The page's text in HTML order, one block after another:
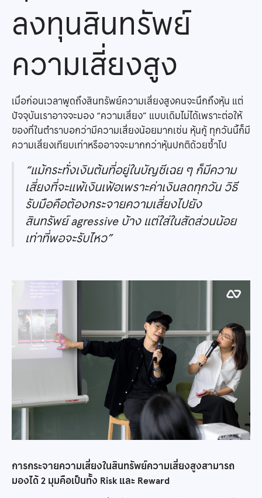
ลงทุนสินทรัพย์
ความเสี่ยงสูง
เมื่อก่อนเวลาพูดถึงสินทรัพย์ความเสี่ยงสูงคนจะนึกถึงหุ้น แต่
ปัจจุบันเราอาจจะมอง “ความเสี่ยง” แบบเดิมไม่ได้เพราะต่อให้
ของที่ในตำราบอกว่ามีความเสี่ยงน้อยมากเช่น หุ้นกู้ ทุกวันนี้ก็มี
ความเสี่ยงเทียบเท่าหรืออาจจะมากกว่าหุ้นปกติด้วยซ้ำไป
“แม้กระทั่งเงินต้นที่อยู่ในบัญชีเฉย ๆ ก็มีความ
เสี่ยงที่จะแพ้เงินเฟ้อเพราะค่าเงินลดทุกวัน วิธี
รับมือคือต้องกระจายความเสี่ยงไปยัง
สินทรัพย์ agressive บ้าง แต่ใส่ในสัดส่วนน้อย
เท่าที่พอจะรับไหว”
การกระจายความเสี่ยงในสินทรัพย์ความเสี่ยงสูงสามารถ
มองได้ 2 มุมคือเป็นทั้ง Risk และ Reward